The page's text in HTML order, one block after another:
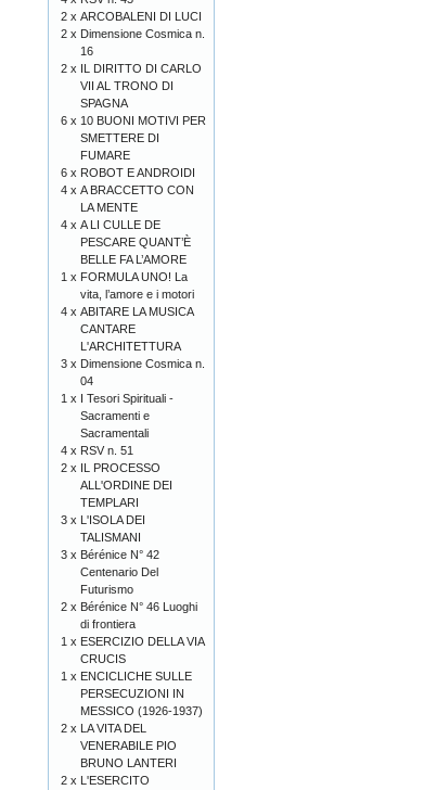
2 x ARCOBALENI DI LUCI
2 x Dimensione Cosmica n.
16
2 x IL DIRITTO DI CARLO
VII AL TRONO DI
SPAGNA
6 x 10 BUONI MOTIVI PER
SMETTERE DI
FUMARE
6 x ROBOT E ANDROIDI
4 x A BRACCETTO CON
LA MENTE
4 x A LI CULLE DE
PESCARE QUANT’È
BELLE FA L’AMORE
1 x FORMULA UNO! La
vita, l’amore e i motori
4 x ABITARE LA MUSICA
CANTARE
L'ARCHITETTURA
3 x Dimensione Cosmica n.
04
1 x I Tesori Spirituali -
Sacramenti e
Sacramentali
4 x RSV n. 51
2 x IL PROCESSO
ALL'ORDINE DEI
TEMPLARI
3 x L'ISOLA DEI
TALISMANI
3 x Bérénice N° 42
Centenario Del
Futurismo
2 x Bérénice N° 46 Luoghi
di frontiera
1 x ESERCIZIO DELLA VIA
CRUCIS
1 x ENCICLICHE SULLE
PERSECUZIONI IN
MESSICO (1926-1937)
2 x LA VITA DEL
VENERABILE PIO
BRUNO LANTERI
2 x L'ESERCITO